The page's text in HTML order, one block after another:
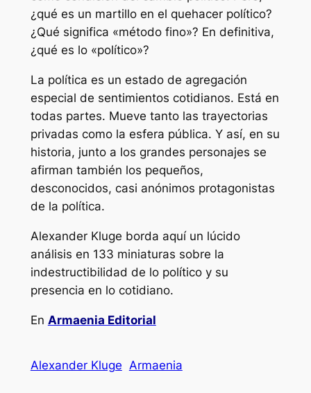
¿qué es un martillo en el quehacer político?
¿Qué significa «método fino»? En definitiva,
¿qué es lo «político»?
La política es un estado de agregación
especial de sentimientos cotidianos. Está en
todas partes. Mueve tanto las trayectorias
privadas como la esfera pública. Y así, en su
historia, junto a los grandes personajes se
afirman también los pequeños,
desconocidos, casi anónimos protagonistas
de la política.
Alexander Kluge borda aquí un lúcido
análisis en 133 miniaturas sobre la
indestructibilidad de lo político y su
presencia en lo cotidiano.
En Armaenia Editorial
Alexander Kluge Armaenia